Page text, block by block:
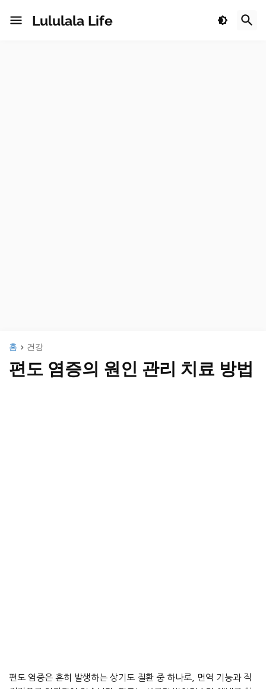
Lululala Life
홈 건강
편도 염증의 원인 관리 치료 방법
편도 염증은 흔히 발생하는 상기도 질환 중 하나로, 면역 기능과 직